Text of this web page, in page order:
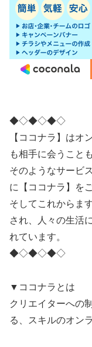
◆◇◆◇◆◇
【ココナラ】はオ
も相手に会うこと
そのようなサービ
に【ココナラ】を
そしてこれからま
され、人々の生活
れています。
◆◇◆◇◆◇
▼ココナラとは
クリエイターへの
る、スキルのオン